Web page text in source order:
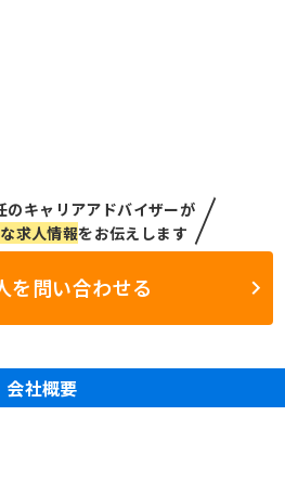
のキャリアアドバイザーが
求人情報をお伝えします
を問い合わせる
会社概要